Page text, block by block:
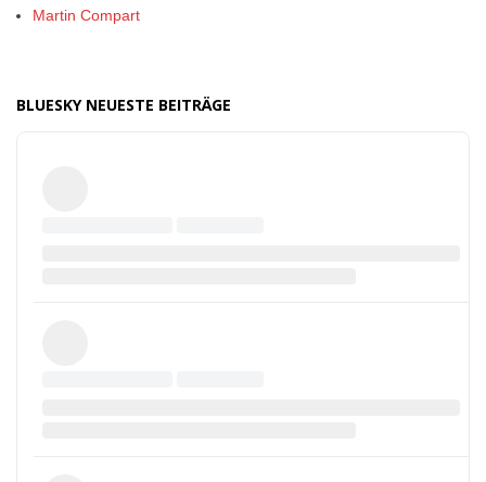
Martin Compart
BLUESKY NEUESTE BEITRÄGE